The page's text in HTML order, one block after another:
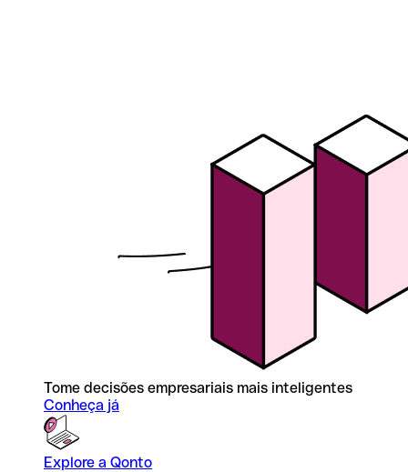
Tome decisões empresariais mais inteligentes
Conheça já
Explore a Qonto